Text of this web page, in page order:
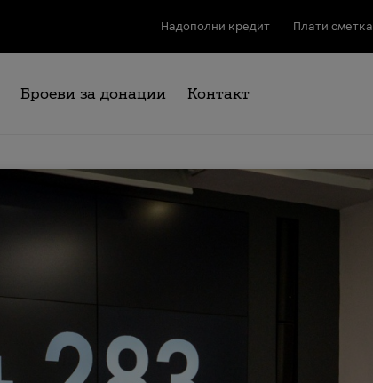
Надополни кредит Плати сметка
Броеви за донации Контакт